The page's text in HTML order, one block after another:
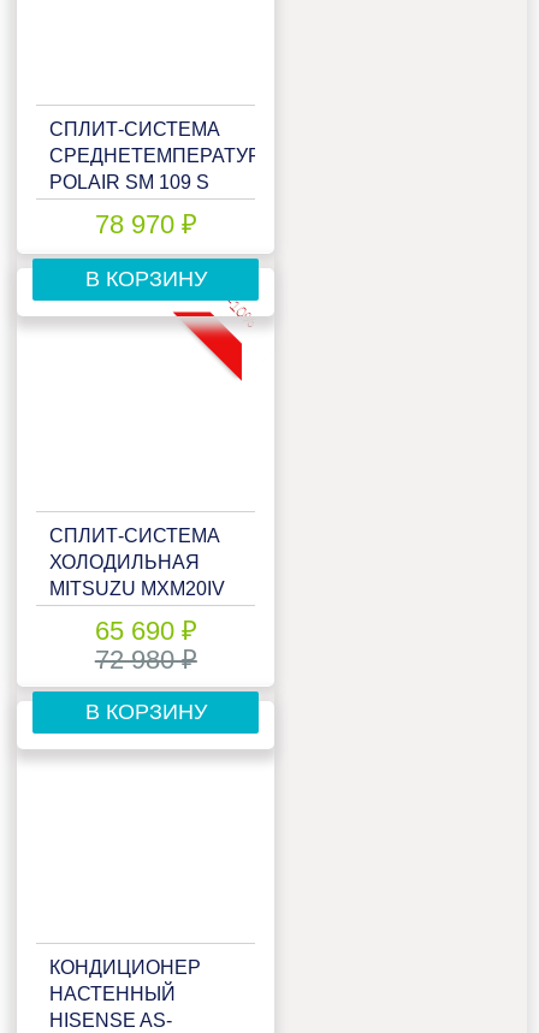
СПЛИТ-СИСТЕМА
СРЕДНЕТЕМПЕРАТУРНАЯ
POLAIR SM 109 S
78 970 ₽
В КОРЗИНУ
-10%
СПЛИТ-СИСТЕМА
ХОЛОДИЛЬНАЯ
MITSUZU MXM20IV
65 690 ₽
72 980 ₽
В КОРЗИНУ
КОНДИЦИОНЕР
НАСТЕННЫЙ
HISENSE AS-